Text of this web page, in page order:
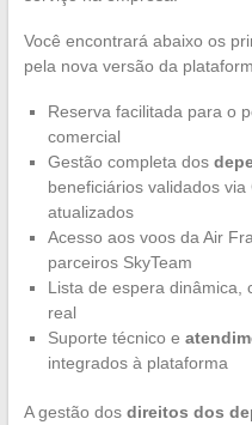
Você encontrará abaixo os
pela nova versão da
Reserva facilitada para o
comercial
Gestão completa dos
beneficiários validados
atualizados
Acesso aos voos da Air
parceiros SkyTeam
Lista de espera dinâmica,
real
Suporte técnico e
integrados à plataforma
A gestão dos direitos dos